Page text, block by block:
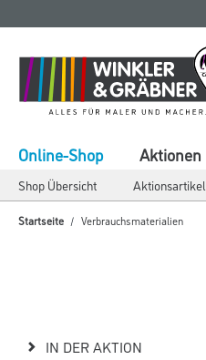
springen
springen
Online-Shop
Shop Übersicht Aktionsartikel
Aktionen
Startseite Verbrauchsmaterialien
IN DER AKTION